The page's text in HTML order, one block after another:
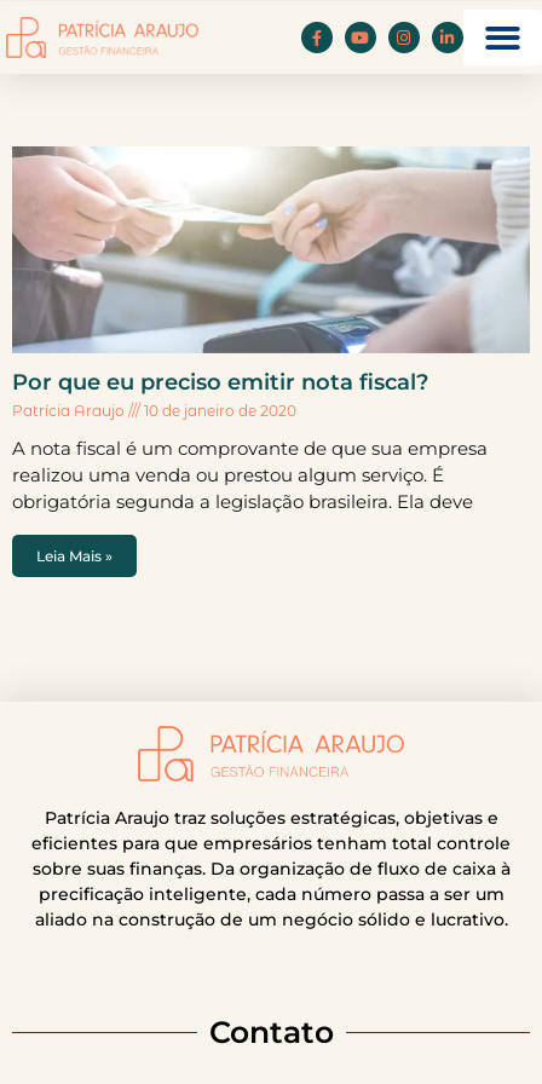
Por que eu preciso emitir nota fiscal?
Patrícia Araujo 10 de janeiro de 2020
A nota fiscal é um comprovante de que sua empresa
realizou uma venda ou prestou algum serviço. É
obrigatória segunda a legislação brasileira. Ela deve
Leia Mais »
Patrícia Araujo traz soluções estratégicas, objetivas e
eficientes para que empresários tenham total controle
sobre suas finanças. Da organização de fluxo de caixa à
precificação inteligente, cada número passa a ser um
aliado na construção de um negócio sólido e lucrativo.
Contato